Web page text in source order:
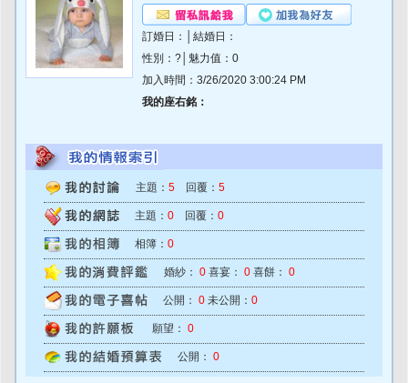
訂婚日：│結婚日：
性別：?│魅力值：0
加入時間：3/26/2020 3:00:24 PM
我的座右銘：
主題： 5 回覆： 5
主題： 0 回覆： 0
相簿： 0
婚紗： 0 喜宴： 0 喜餅： 0
公開： 0 未公開： 0
願望： 0
公開： 0